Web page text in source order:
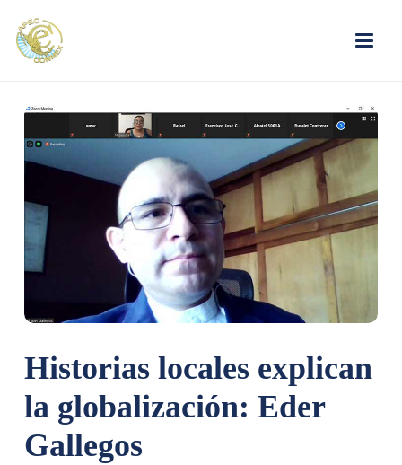
Historias locales explican
la globalización: Eder
Gallegos